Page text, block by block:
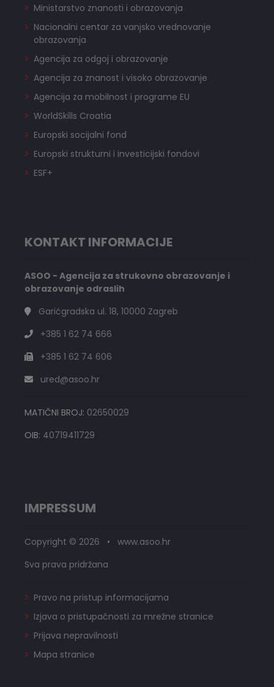
Ministarstvo znanosti i obrazovanja
Nacionalni centar za vanjsko vrednovanje
obrazovanja
Agencija za odgoj i obrazovanje
Agencija za znanost i visoko obrazovanje
Agencija za mobilnost i programe EU
WorldSkills Croatia
Europski socijalni fond
Europski strukturni i investicijski fondovi
ESF+
KONTAKT INFORMACIJE
ASOO - Agencija za strukovno obrazovanje i
obrazovanje odraslih
Garićgradska ul. 18, 10000 Zagreb
+385 1 62 74 666
+385 1 62 74 606
ured@asoo.hr
MATIČNI BROJ: 02650029
OIB: 40719411729
IMPRESSUM
Copyright © 2026 • www.asoo.hr
Sva prava pridržana
Pravo na pristup informacijama
Izjava o pristupačnosti za mrežne stranice
Prijava nepravilnosti
Mapa stranice